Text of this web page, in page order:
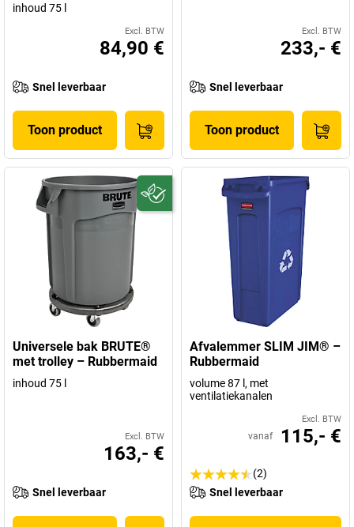
inhoud 75 l
Excl. BTW
84,90 €
Snel leverbaar
Toon product
Excl. BTW
233,- €
Snel leverbaar
Toon product
Universele bak BRUTE®
met trolley – Rubbermaid
inhoud 75 l
Excl. BTW
163,- €
Snel leverbaar
Afvalemmer SLIM JIM® –
Rubbermaid
volume 87 l, met
ventilatiekanalen
Excl. BTW
vanaf 115,- €
(2)
Snel leverbaar